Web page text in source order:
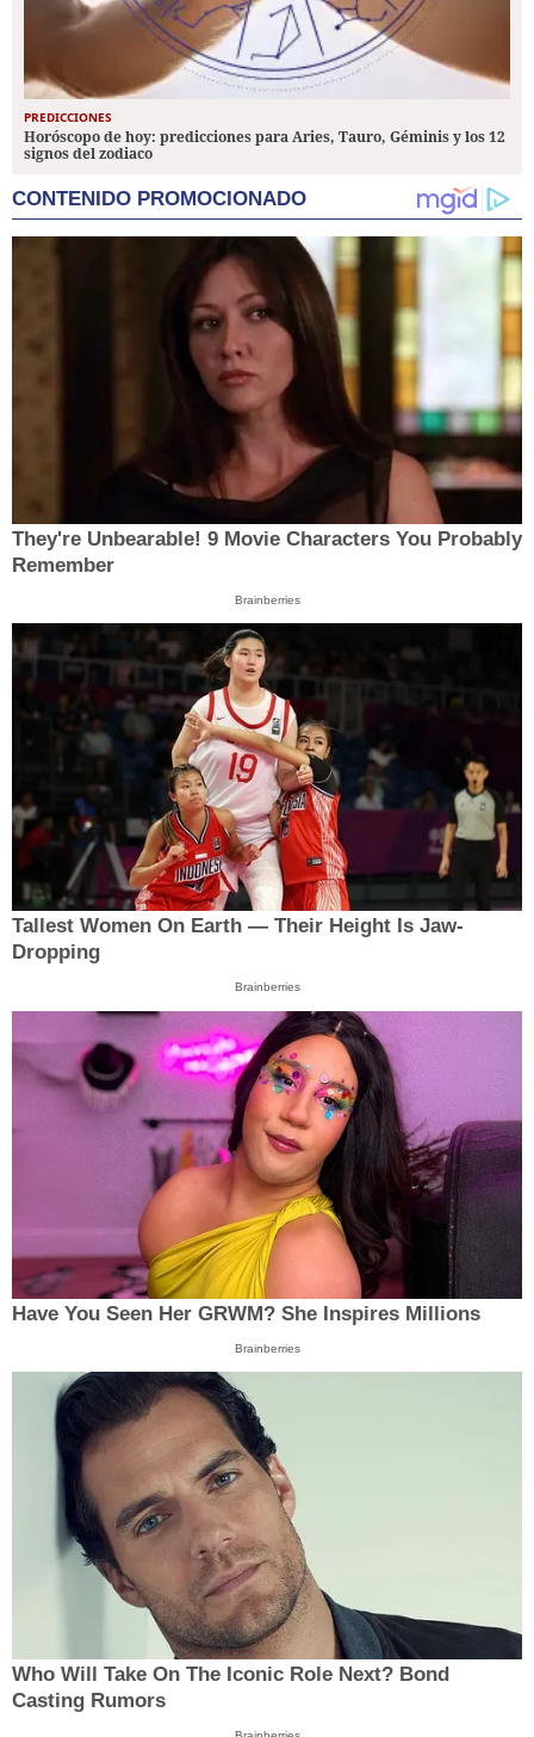
PREDICCIONES
Horóscopo de hoy: predicciones para Aries, Tauro, Géminis y los 12
signos del zodiaco
CONTENIDO PROMOCIONADO
They're Unbearable! 9 Movie Characters You Probably
Remember
Brainberries
Tallest Women On Earth — Their Height Is Jaw-
Dropping
Brainberries
Have You Seen Her GRWM? She Inspires Millions
Brainberries
Who Will Take On The Iconic Role Next? Bond
Casting Rumors